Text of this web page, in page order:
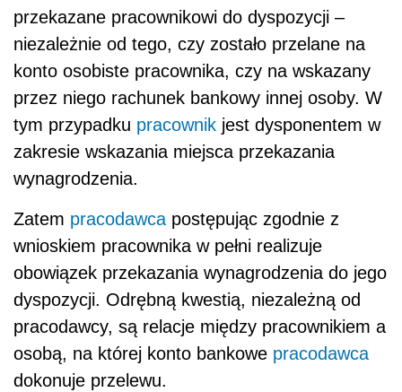
przekazane pracownikowi do dyspozycji –
niezależnie od tego, czy zostało przelane na
konto osobiste pracownika, czy na wskazany
przez niego rachunek bankowy innej osoby. W
tym przypadku pracownik jest dysponentem w
zakresie wskazania miejsca przekazania
wynagrodzenia.
Zatem pracodawca postępując zgodnie z
wnioskiem pracownika w pełni realizuje
obowiązek przekazania wynagrodzenia do jego
dyspozycji. Odrębną kwestią, niezależną od
pracodawcy, są relacje między pracownikiem a
osobą, na której konto bankowe pracodawca
dokonuje przelewu.